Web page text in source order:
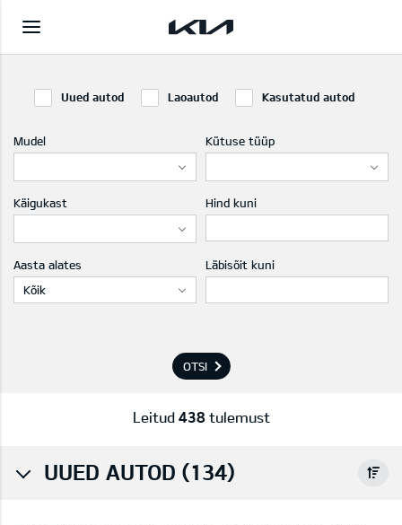
Uued autod Laoautod Kasutatud autod
Mudel Kütuse tüüp
Käigukast Hind kuni
Aasta alates
Kõik
Läbisõit kuni
OTSI
Leitud 438tulemust
UUED AUTOD (134)